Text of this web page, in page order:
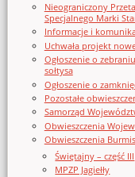
Nieograniczony
Specjalnego Marki
Informacje i
Uchwała projekt
Ogłoszenie o
sołtysa
Ogłoszenie o
Pozostałe
Samorząd
Obwieszczenia
Obwieszczenia
Świętajny – część III
MPZP Jagiełły